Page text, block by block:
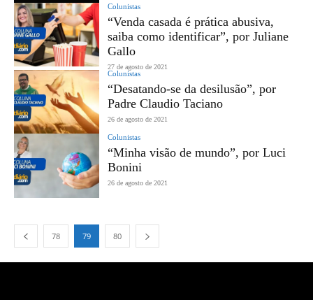
Colunistas
“Venda casada é prática abusiva,
saiba como identificar”, por Juliane
Gallo
27 de agosto de 2021
Colunistas
“Desatando-se da desilusão”, por
Padre Claudio Taciano
26 de agosto de 2021
Colunistas
“Minha visão de mundo”, por Luci
Bonini
26 de agosto de 2021
78 79 80